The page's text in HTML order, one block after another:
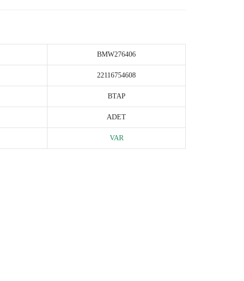
BMW276406
22116754608
BTAP
ADET
VAR